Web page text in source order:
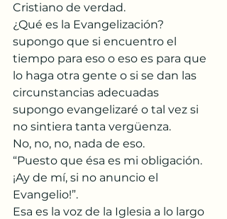
Cristiano de verdad.
¿Qué es la Evangelización?
supongo que si encuentro el
tiempo para eso o eso es para que
lo haga otra gente o si se dan las
circunstancias adecuadas
supongo evangelizaré o tal vez si
no sintiera tanta vergüenza.
No, no, no, nada de eso.
“Puesto que ésa es mi obligación.
¡Ay de mí, si no anuncio el
Evangelio!”.
Esa es la voz de la Iglesia a lo largo